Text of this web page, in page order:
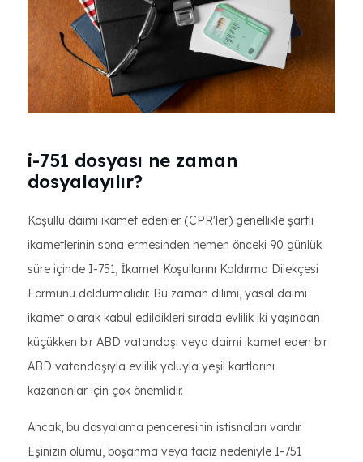
i-751 dosyası ne zaman
dosyalayılır?
Koşullu daimi ikamet edenler (CPR'ler) genellikle şartlı
ikametlerinin sona ermesinden hemen önceki 90 günlük
süre içinde I-751, İkamet Koşullarını Kaldırma Dilekçesi
Formunu doldurmalıdır. Bu zaman dilimi, yasal daimi
ikamet olarak kabul edildikleri sırada evlilik iki yaşından
küçükken bir ABD vatandaşı veya daimi ikamet eden bir
ABD vatandaşıyla evlilik yoluyla yeşil kartlarını
kazananlar için çok önemlidir.
Ancak, bu dosyalama penceresinin istisnaları vardır.
Eşinizin ölümü, boşanma veya taciz nedeniyle I-751